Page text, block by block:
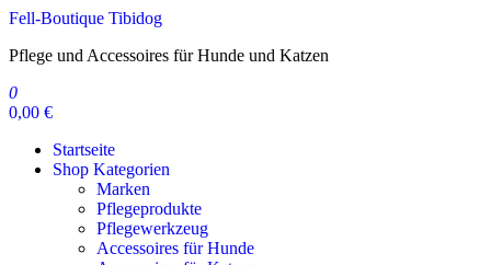
Fell-Boutique Tibidog
Pflege und Accessoires für Hunde und Katzen
0
0,00 €
Startseite
Shop Kategorien
Marken
Pflegeprodukte
Pflegewerkzeug
Accessoires für Hunde